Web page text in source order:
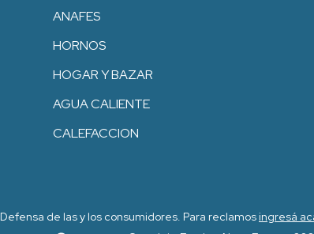
ANAFES
HORNOS
HOGAR Y BAZAR
AGUA CALIENTE
CALEFACCION
Defensa de las y los consumidores. Para reclamosingresá